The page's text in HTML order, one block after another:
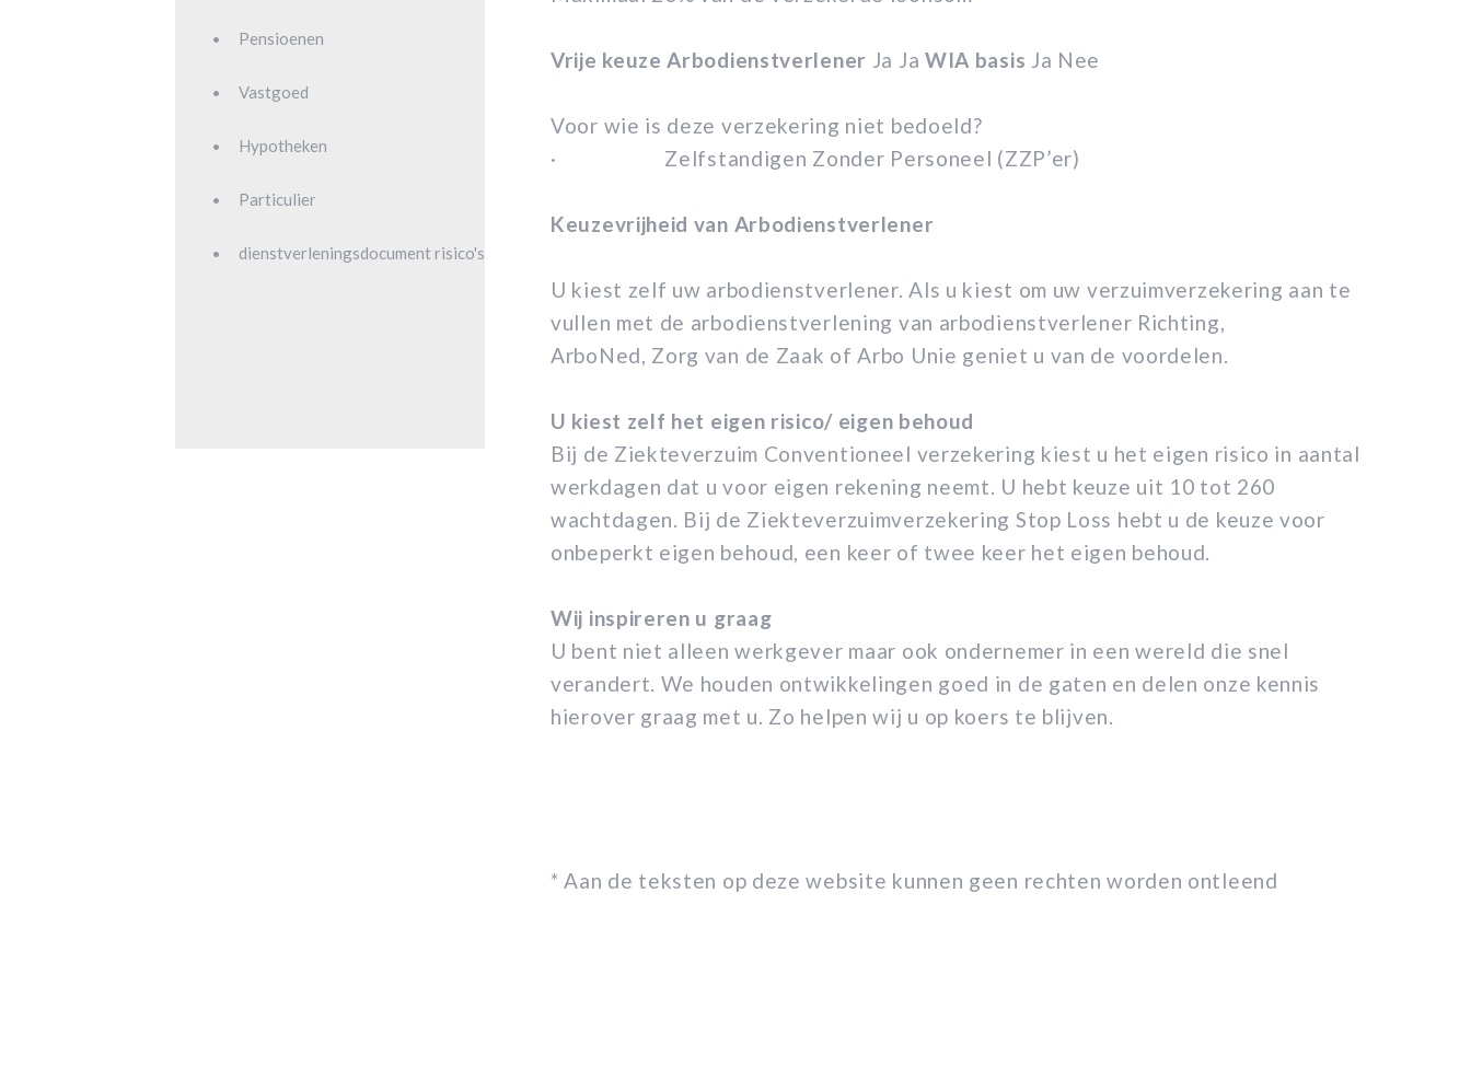
Pensioenen
Vastgoed
Hypotheken
Particulier
dienstverleningsdocument risico's
Vrije keuze Arbodienstverlener Ja Ja WIA basis Ja Nee
Voor wie is deze verzekering niet bedoeld?
· Zelfstandigen Zonder Personeel (ZZP’er)
Keuzevrijheid van Arbodienstverlener
U kiest zelf uw arbodienstverlener. Als u kiest om uw verzuimverzekering aan te
vullen met de arbodienstverlening van arbodienstverlener Richting,
ArboNed, Zorg van de Zaak of Arbo Unie geniet u van de voordelen.
U kiest zelf het eigen risico/ eigen behoud
Bij de Ziekteverzuim Conventioneel verzekering kiest u het eigen risico in aantal
werkdagen dat u voor eigen rekening neemt. U hebt keuze uit 10 tot 260
wachtdagen. Bij de Ziekteverzuimverzekering Stop Loss hebt u de keuze voor
onbeperkt eigen behoud, een keer of twee keer het eigen behoud.
Wij inspireren u graag
U bent niet alleen werkgever maar ook ondernemer in een wereld die snel
verandert. We houden ontwikkelingen goed in de gaten en delen onze kennis
hierover graag met u. Zo helpen wij u op koers te blijven.
* Aan de teksten op deze website kunnen geen rechten worden ontleend